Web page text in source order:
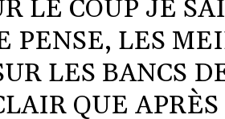
LE COUP JE
PENSE, LES
LES BANCS
QUE